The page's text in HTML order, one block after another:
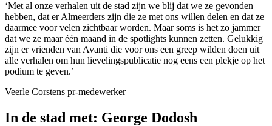
‘Met al onze verhalen uit de stad zijn we blij dat we ze gevonden
hebben, dat er Almeerders zijn die ze met ons willen delen en dat ze
daarmee voor velen zichtbaar worden. Maar soms is het zo jammer
dat we ze maar één maand in de spotlights kunnen zetten. Gelukkig
zijn er vrienden van Avanti die voor ons een greep wilden doen uit
alle verhalen om hun lievelingspublicatie nog eens een plekje op het
podium te geven.’
Veerle Corstens pr-medewerker
In de stad met: George Dodosh